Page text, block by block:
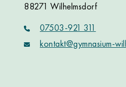
88271 Wilhelmsdorf
07503-921 311
kontakt@gymnasium-